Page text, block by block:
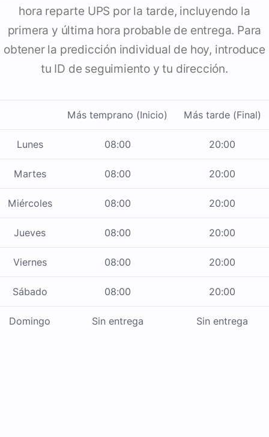
hora reparte UPS por la tarde, incluyendo la
primera y última hora probable de entrega. Para
obtener la predicción individual de hoy, introduce
tu ID de seguimiento y tu dirección.
Más temprano (Inicio) Más tarde (Final)
Lunes 08:00 20:00
Martes 08:00 20:00
Miércoles 08:00 20:00
Jueves 08:00 20:00
Viernes 08:00 20:00
Sábado 08:00 20:00
Domingo Sin entrega Sin entrega